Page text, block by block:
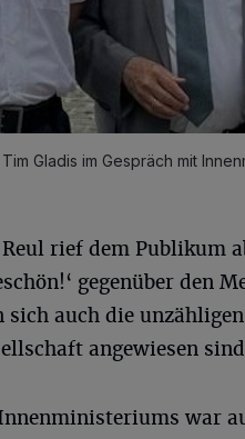
Gladis im Gespräch mit
rief dem Publikum
gegenüber den
sich auch die
angewiesen
war